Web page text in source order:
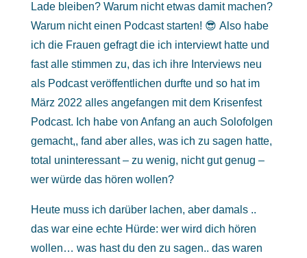
Lade bleiben? Warum nicht etwas damit machen?
Warum nicht einen Podcast starten! 😎 Also habe
ich die Frauen gefragt die ich interviewt hatte und
fast alle stimmen zu, das ich ihre Interviews neu
als Podcast veröffentlichen durfte und so hat im
März 2022 alles angefangen mit dem Krisenfest
Podcast. Ich habe von Anfang an auch Solofolgen
gemacht,, fand aber alles, was ich zu sagen hatte,
total uninteressant – zu wenig, nicht gut genug –
wer würde das hören wollen?
Heute muss ich darüber lachen, aber damals ..
das war eine echte Hürde: wer wird dich hören
wollen… was hast du den zu sagen.. das waren